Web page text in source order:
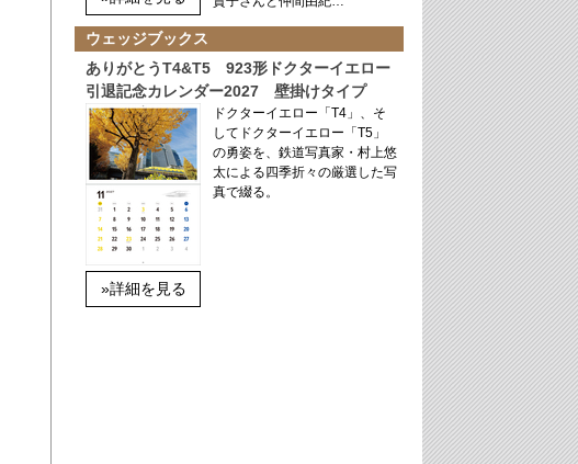
ウェッジブックス
ありがとうT4&T5 923形ドクターイエロー
引退記念カレンダー2027 壁掛けタイプ
»詳細を見る
ドクターイエロー「T4」、そ
してドクターイエロー「T5」
の勇姿を、鉄道写真家・村上悠
太による四季折々の厳選した写
真で綴る。